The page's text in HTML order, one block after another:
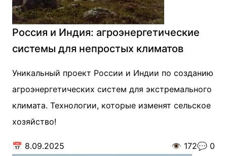
Россия и Индия: агроэнергетические
системы для непростых климатов
Уникальный проект России и Индии по созданию
агроэнергетических систем для экстремального
климата. Технологии, которые изменят сельское
хозяйство!
📅 8.09.2025 👁️ 172💬 0